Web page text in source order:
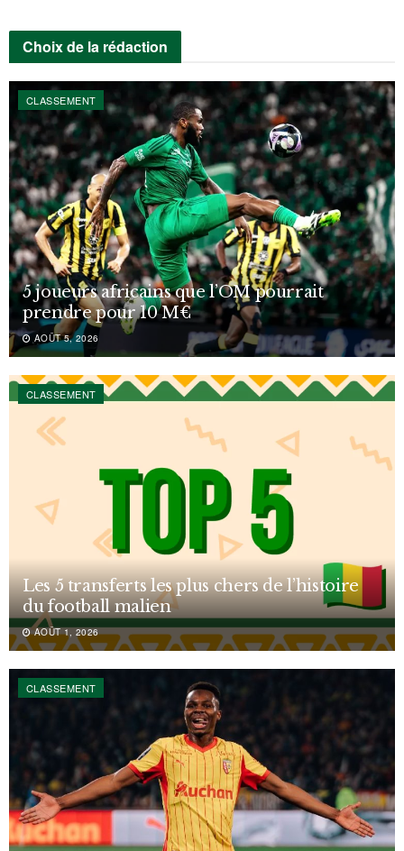
Choix de la rédaction
CLASSEMENT
5 joueurs africains que l’OM pourrait
prendre pour 10 M€
AOÛT 5, 2026
CLASSEMENT
Les 5 transferts les plus chers de l’histoire
du football malien
AOÛT 1, 2026
CLASSEMENT